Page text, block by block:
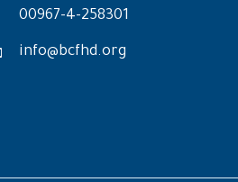
00967-4-258301
info@bcfhd.org